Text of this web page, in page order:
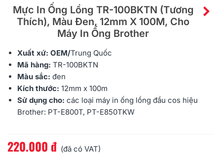
Mực In Ống Lồng TR-100BKTN (tương
Thích), Màu Đen, 12mm X 100M, Cho
Máy In Ống Brother
Xuất xứ: OEM/Trung Quốc
Mã hàng: TR-100BKTN
Màu sắc: đen
Kích thước: 12mm x 100m
Sử dụng cho: các loại máy in ống lồng đầu cos hiệu
Brother: PT-E800T, PT-E850TKW
Đọc thêm
220.000 đ (đã có VAT)